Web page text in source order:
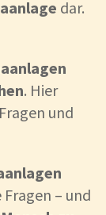
dar.
. Hier
und
– und